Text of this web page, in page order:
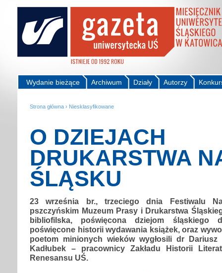
Autorzy
Działy
Archiwum
Wydanie bieżące
Strona główna › Niesklasyfikowane
O DZIEJACH
DRUKARSTWA
ŚLĄSKU
23 września br., trzeciego dnia Festiwalu
pszczyńskim Muzeum Prasy i Drukarstwa
bibliofilska, poświęcona dziejom śląskiego
poświęcone historii wydawania książek, oraz
poetom minionych wieków wygłosili dr
Kadłubek – pracownicy Zakładu Historii
Renesansu UŚ.